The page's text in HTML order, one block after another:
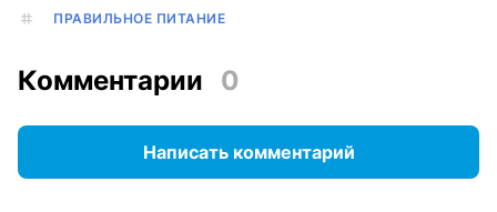
ПРАВИЛЬНОЕ ПИТАНИЕ
Комментарии 0
Написать комментарий